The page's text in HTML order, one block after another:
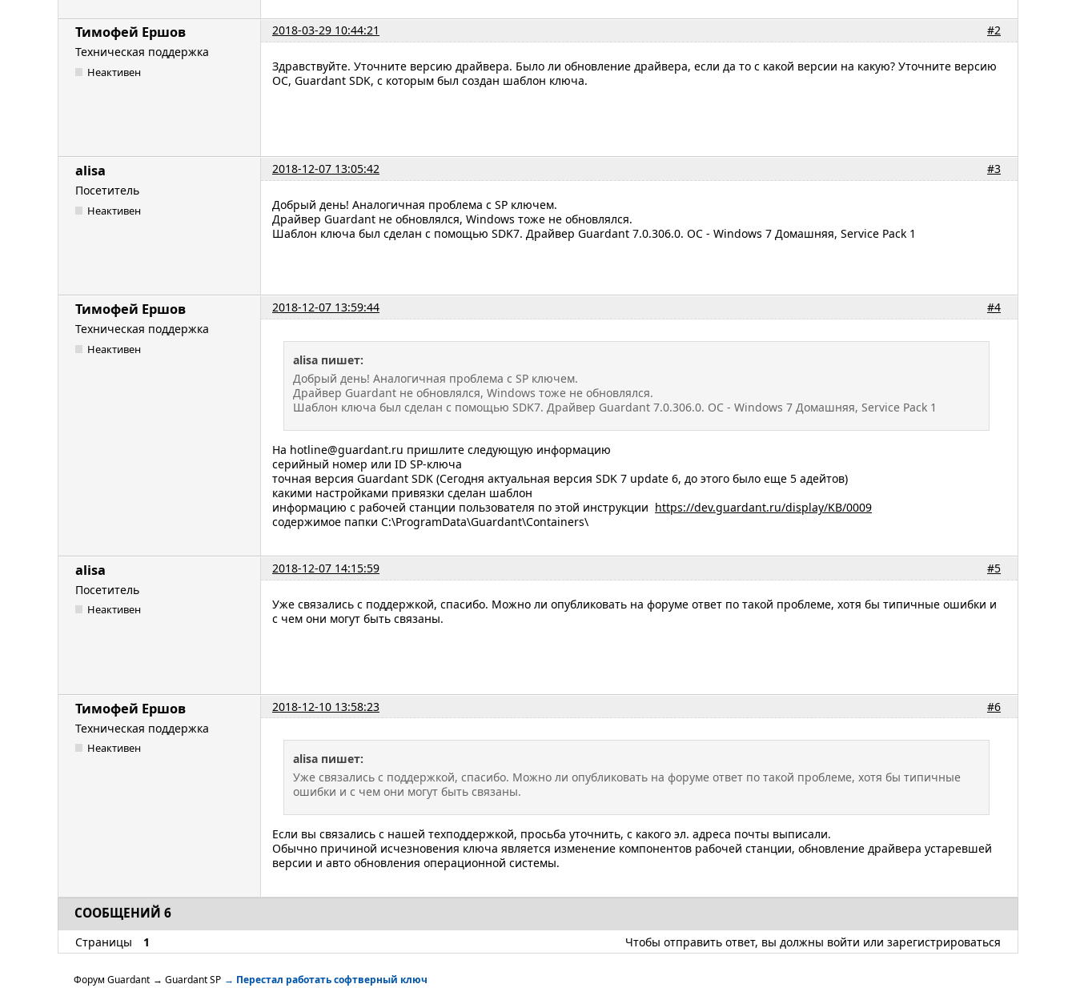
#2
Тимофей Ершов
2018-03-29 10:44:21
Техническая поддержка
Неактивен
Здравствуйте. Уточните версию драйвера. Было ли обновление драйвера, если да то с какой версии на какую? Уточните версию
ОС, Guardant SDK, с которым был создан шаблон ключа.
#3
alisa
2018-12-07 13:05:42
Посетитель
Неактивен
Добрый день! Аналогичная проблема с SP ключем.
Драйвер Guardant не обновлялся, Windows тоже не обновлялся.
Шаблон ключа был сделан с помощью SDK7. Драйвер Guardant 7.0.306.0. ОС - Windows 7 Домашняя, Service Pack 1
#4
Тимофей Ершов
2018-12-07 13:59:44
Техническая поддержка
Неактивен
alisa пишет:
Добрый день! Аналогичная проблема с SP ключем.
Драйвер Guardant не обновлялся, Windows тоже не обновлялся.
Шаблон ключа был сделан с помощью SDK7. Драйвер Guardant 7.0.306.0. ОС - Windows 7 Домашняя, Service Pack 1
На hotline@guardant.ru пришлите следующую информацию
серийный номер или ID SP-ключа
точная версия Guardant SDK (Сегодня актуальная версия SDK 7 update 6, до этого было еще 5 адейтов)
какими настройками привязки сделан шаблон
информацию с рабочей станции пользователя по этой инструкции https://dev.guardant.ru/display/KB/0009
содержимое папки C:\ProgramData\Guardant\Containers\
#5
alisa
2018-12-07 14:15:59
Посетитель
Неактивен
Уже связались с поддержкой, спасибо. Можно ли опубликовать на форуме ответ по такой проблеме, хотя бы типичные ошибки и
с чем они могут быть связаны.
#6
Тимофей Ершов
2018-12-10 13:58:23
Техническая поддержка
Неактивен
alisa пишет:
Уже связались с поддержкой, спасибо. Можно ли опубликовать на форуме ответ по такой проблеме, хотя бы типичные
ошибки и с чем они могут быть связаны.
Если вы связались с нашей техподдержкой, просьба уточнить, с какого эл. адреса почты выписали.
Обычно причиной исчезновения ключа является изменение компонентов рабочей станции, обновление драйвера устаревшей
версии и авто обновления операционной системы.
СООБЩЕНИЙ 6
Страницы 1 Чтобы отправить ответ, вы должны войти или зарегистрироваться
Форум Guardant → Guardant SP → Перестал работать софтверный ключ